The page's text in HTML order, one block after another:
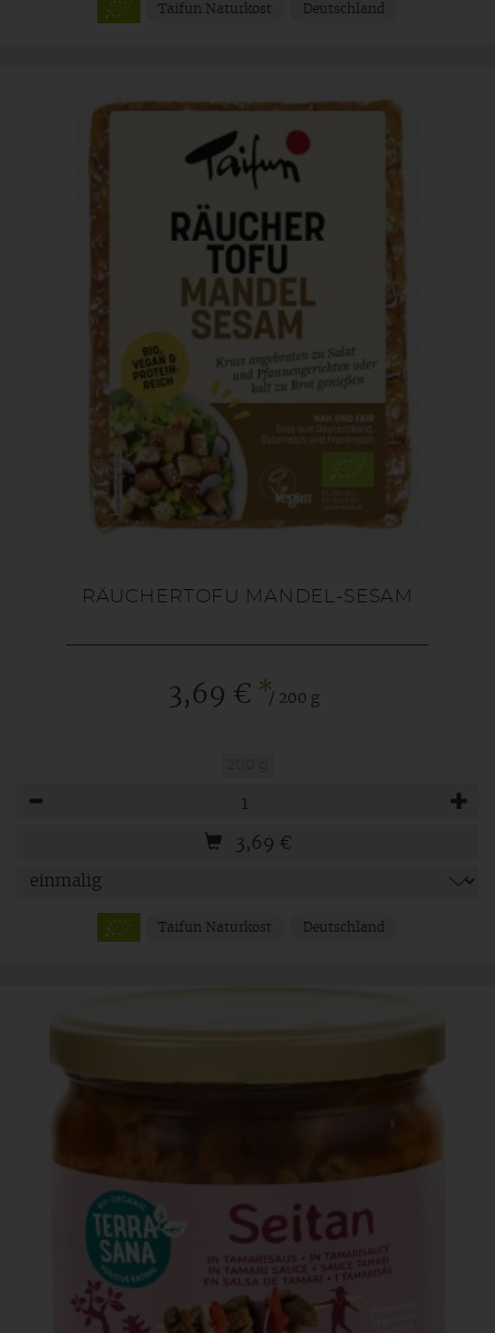
Taifun Naturkost Deutschland
RÄUCHERTOFU MANDEL-SESAM
3,69 € */ 200 g
3,69 €
Taifun Naturkost Deutschland